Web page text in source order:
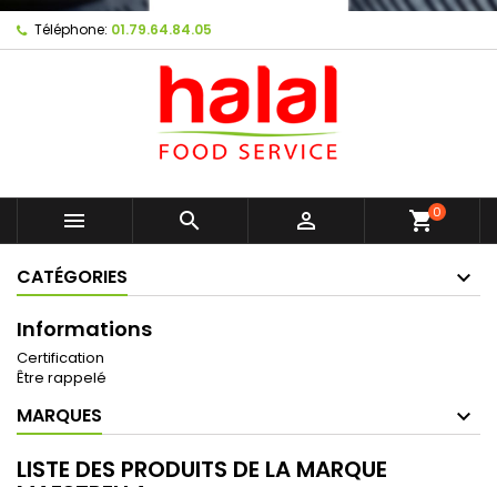
Téléphone: 01.79.64.84.05
   shopping_cart0
CATÉGORIES
Informations
Certification
Être rappelé
MARQUES
LISTE DES PRODUITS DE LA MARQUE